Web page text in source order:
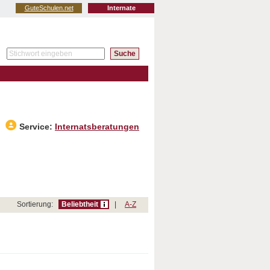
Internate
GuteSchulen.net
Service: Internatsberatungen
Sortierung: Beliebtheit A-Z